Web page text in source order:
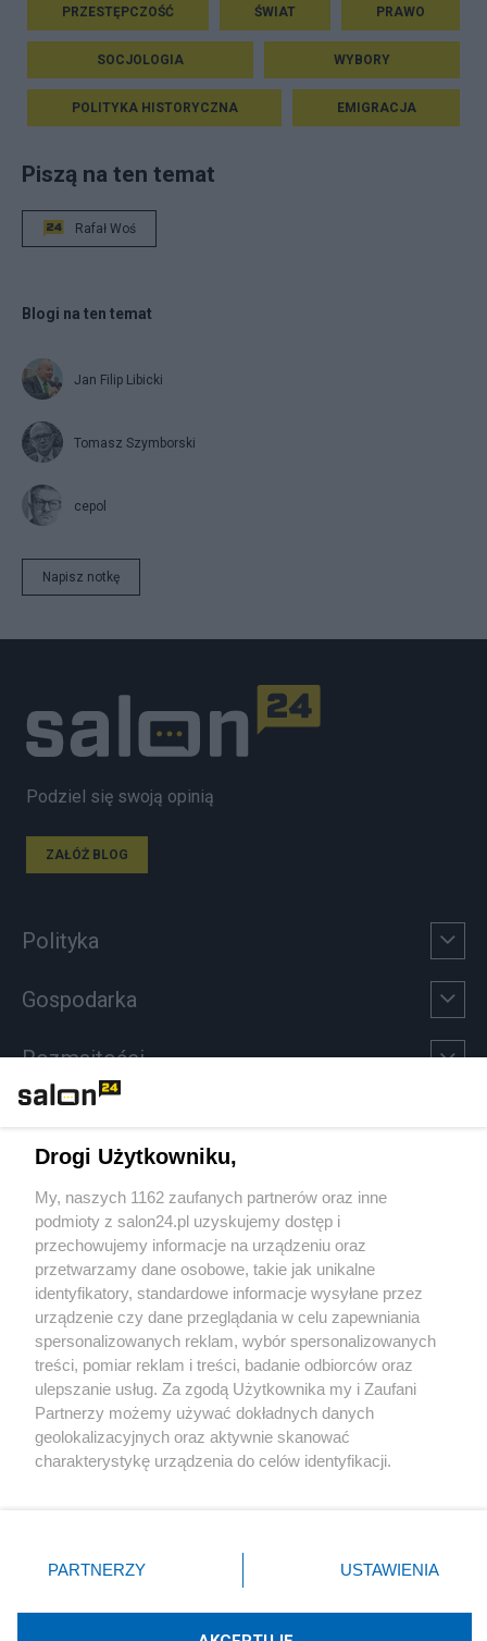
PRZESTĘPCZOŚĆ ŚWIAT PRAWO
SOCJOLOGIA WYBORY
POLITYKA HISTORYCZNA EMIGRACJA
Piszą na ten temat
Rafał Woś
Blogi na ten temat
Jan Filip Libicki
Tomasz Szymborski
cepol
Napisz notkę
Podziel się swoją opinią
ZAŁÓŻ BLOG
Polityka
Gospodarka
Rozmaitości
Sport
Społeczeństwo
Kultura
X Facebook Instagram Youtube
Drogi Użytkowniku,
My, naszych 1162 zaufanych partnerów oraz inne
podmioty z salon24.pl uzyskujemy dostęp i
przechowujemy informacje na urządzeniu oraz
przetwarzamy dane osobowe, takie jak unikalne
identyfikatory, standardowe informacje wysyłane przez
urządzenie czy dane przeglądania w celu zapewniania
spersonalizowanych reklam, wybór spersonalizowanych
treści, pomiar reklam i treści, badanie odbiorców oraz
ulepszanie usług. Za zgodą Użytkownika my i Zaufani
Partnerzy możemy używać dokładnych danych
geolokalizacyjnych oraz aktywnie skanować
charakterystykę urządzenia do celów identyfikacji.
zmienić/wycofać klikając przycisk ustawień prywatności
znajdujący się w lewym dolnym rogu strony
rodzaje przetwarzania danych nie wymagają zgody
użytkownika, ale masz prawo sprzeciwić się takiemu
PARTNERZY USTAWIENIA